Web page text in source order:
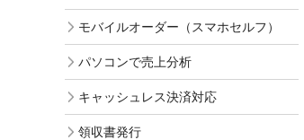
モバイルオーダー（スマホセルフ）
パソコンで売上分析
キャッシュレス決済対応
領収書発行